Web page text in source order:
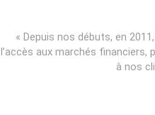
« Depuis nos débuts, en
l’accès aux marchés
à nos